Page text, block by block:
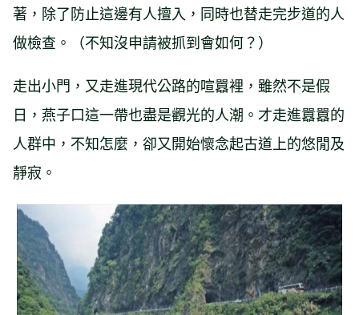
著，除了防止這邊有人擅入，同時也替走完步道的人
做檢查。（不知沒申請被抓到會如何？）
走出小門，又走進現代公路的喧囂裡，雖然不是假
日，燕子口這一帶也盡是觀光的人潮。才走進囂囂的
人群中，不知怎麼，卻又開始懷念起古道上的悠閒及
靜寂。